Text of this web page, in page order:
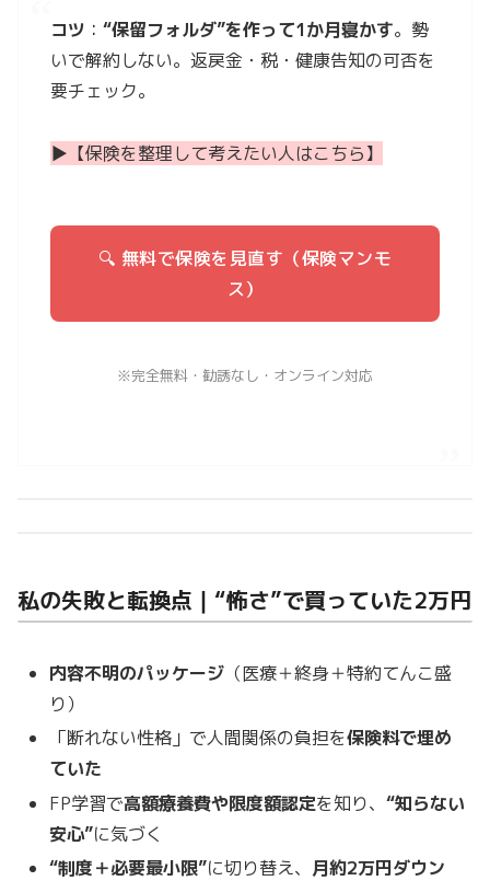
コツ ： “保留フォルダ”を作って1か月寝かす。勢
いで解約しない。返戻金・税・健康告知の可否を
要チェック。
▶︎【保険を整理して考えたい人はこちら】
🔍 無料で保険を見直す（保険マンモ
ス）
※完全無料・勧誘なし・オンライン対応
私の失敗と転換点｜“怖さ”で買っていた2万円
内容不明のパッケージ （医療＋終身＋特約てんこ盛
り）
「断れない性格」で人間関係の負担を保険料で埋め
ていた
FP学習で高額療養費や限度額認定を知り、“知らない
安心”に気づく
“制度＋必要最小限”に切り替え、 月約2万円ダウン